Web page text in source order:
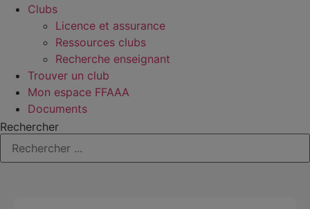
Clubs
Licence et assurance
Ressources clubs
Recherche enseignant
Trouver un club
Mon espace FFAAA
Documents
Rechercher